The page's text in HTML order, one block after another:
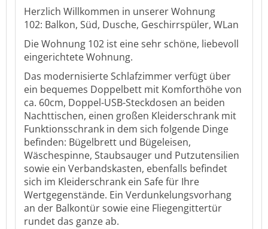
Herzlich Willkommen in unserer Wohnung
102: Balkon, Süd, Dusche, Geschirrspüler, WLan
Die Wohnung 102 ist eine sehr schöne, liebevoll
eingerichtete Wohnung.
Das modernisierte Schlafzimmer verfügt über
ein bequemes Doppelbett mit Komforthöhe von
ca. 60cm, Doppel-USB-Steckdosen an beiden
Nachttischen, einen großen Kleiderschrank mit
Funktionsschrank in dem sich folgende Dinge
befinden: Bügelbrett und Bügeleisen,
Wäschespinne, Staubsauger und Putzutensilien
sowie ein Verbandskasten, ebenfalls befindet
sich im Kleiderschrank ein Safe für Ihre
Wertgegenstände. Ein Verdunkelungsvorhang
an der Balkontür sowie eine Fliegengittertür
rundet das ganze ab.